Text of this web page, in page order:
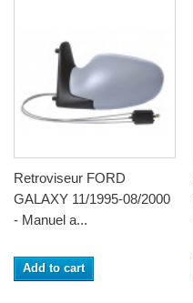
Retroviseur FORD
GALAXY 11/1995-08/2000
- Manuel a...
Add to cart